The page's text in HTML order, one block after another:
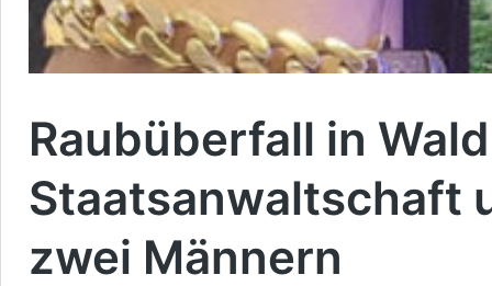
Raubüberfall in
Staatsanwaltschaft
zwei Männern